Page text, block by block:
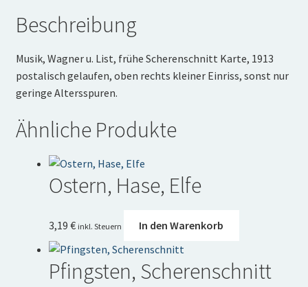
Beschreibung
Musik, Wagner u. List, frühe Scherenschnitt Karte, 1913
postalisch gelaufen, oben rechts kleiner Einriss, sonst nur
geringe Altersspuren.
Ähnliche Produkte
Ostern, Hase, Elfe
3,19 € inkl. Steuern In den Warenkorb
Pfingsten, Scherenschnitt